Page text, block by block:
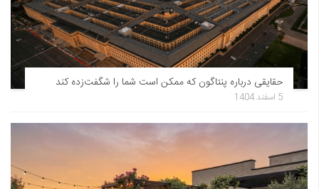
حقایقی درباره پنتاگون که ممکن است شما را شگفت‌زده کند
5 اسفند 1404